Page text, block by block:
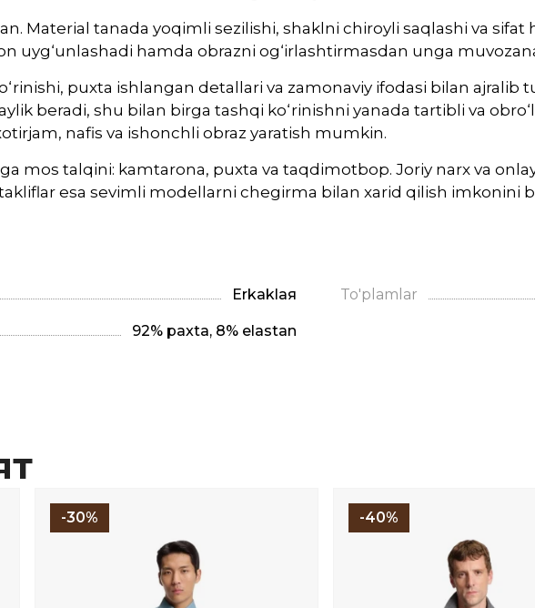
Material tanada yoqimli sezilishi, shaklni chiroyli saqlashi va
uyg‘unlashadi hamda obrazni og‘irlashtirmasdan unga
puxta ishlangan detallari va zamonaviy ifodasi bilan ajralib
beradi, shu bilan birga tashqi ko‘rinishni yanada tartibli va
nafis va ishonchli obraz yaratish mumkin.
mos talqini: kamtarona, puxta va taqdimotbop. Joriy narx va
esa sevimli modellarni chegirma bilan xarid qilish imkonini
Erkaklая To'plamlar
92% paxta, 8% elastan
-30% -40%